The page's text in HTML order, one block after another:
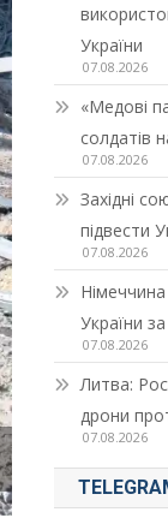
України
07.08.2026
«Медові
солдатів
07.08.2026
Західні
підвести
07.08.2026
України
07.08.2026
Литва:
дрони
07.08.2026